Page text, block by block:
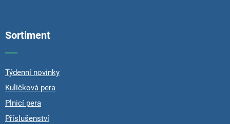
Sortiment
Týdenní novinky
Kuličková pera
Plnicí pera
Příslušenství